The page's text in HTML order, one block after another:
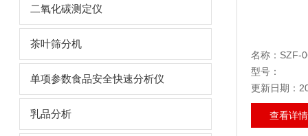
二氧化碳测定仪
茶叶筛分机
单项参数食品安全快速分析仪
乳品分析
名称：SZF-
型号：
更新日期：
查看详情